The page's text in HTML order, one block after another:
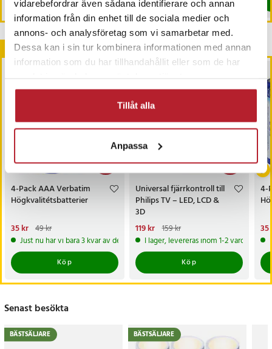
vidarebefordrar även sådana identifierare och annan
information från din enhet till de sociala medier och
annons- och analysföretag som vi samarbetar med.
Dessa kan i sin tur kombinera informationen med annan
information som du har tillhandahållit eller som de har
Tillåt alla
Anpassa
Andra köpte också
-29%
4-Pack AAA Verbatim
Högkvalitétsbatterier
Nuvarande pris
35 krTidigare pris:49 kr
35 kr 49 kr
Just nu har vi bara 3 kvar av denna produkt
Köp
-25%
Universal fjärrkontroll till
Philips TV – LED, LCD &
3D
Nuvarande pris
119 krTidigare pris:159 kr
119 kr 159 kr
I lager, levereras inom 1-2 vardagar
Köp
4-
35
35
Senast besökta
BÄSTSÄLJARE BÄSTSÄLJARE